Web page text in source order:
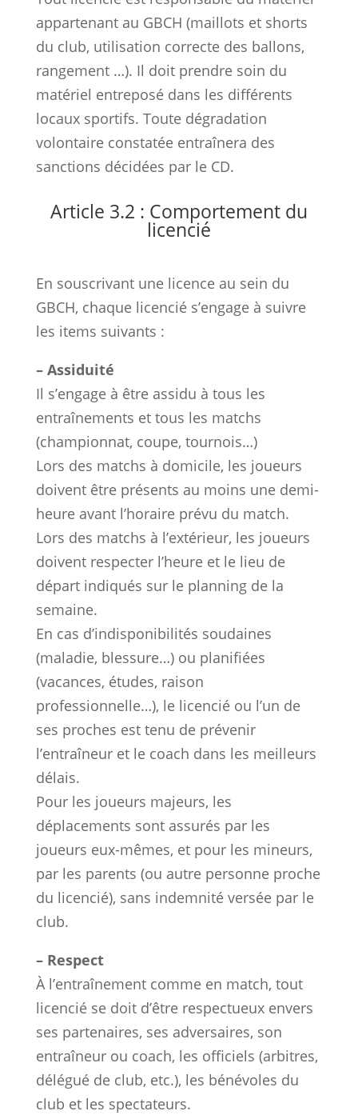
appartenant au GBCH (maillots et shorts
du club, utilisation correcte des ballons,
rangement …). Il doit prendre soin du
matériel entreposé dans les différents
locaux sportifs. Toute dégradation
volontaire constatée entraînera des
sanctions décidées par le CD.
Article 3.2 : Comportement du
licencié
En souscrivant une licence au sein du
GBCH, chaque licencié s’engage à suivre
les items suivants :
– Assiduité
Il s’engage à être assidu à tous les
entraînements et tous les matchs
(championnat, coupe, tournois…)
Lors des matchs à domicile, les joueurs
doivent être présents au moins une demi-
heure avant l’horaire prévu du match.
Lors des matchs à l’extérieur, les joueurs
doivent respecter l’heure et le lieu de
départ indiqués sur le planning de la
semaine.
En cas d’indisponibilités soudaines
(maladie, blessure…) ou planifiées
(vacances, études, raison
professionnelle…), le licencié ou l’un de
ses proches est tenu de prévenir
l’entraîneur et le coach dans les meilleurs
délais.
Pour les joueurs majeurs, les
déplacements sont assurés par les
joueurs eux-mêmes, et pour les mineurs,
par les parents (ou autre personne proche
du licencié), sans indemnité versée par le
club.
– Respect
À l’entraînement comme en match, tout
licencié se doit d’être respectueux envers
ses partenaires, ses adversaires, son
entraîneur ou coach, les officiels (arbitres,
délégué de club, etc.), les bénévoles du
club et les spectateurs.